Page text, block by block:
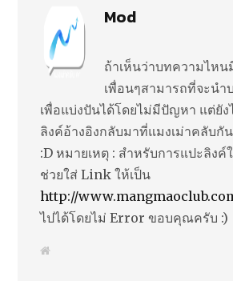
Mod
ถ้าเห็นว่าบทความไห
เพื่อนๆสามารถที่จะนำ
เพื่อแบ่งปันได้โดยไม่มีปัญหา แต่ยัง
ลิงค์อ้างอิงกลับมาที่แมงเม่าคลับกั
:D หมายเหตุ : สำหรับการแปะลิง
ช่วยใส่ Link ให้เป็น
http://
ไปได้โดยไม่ Error ขอบคุณครับ :)